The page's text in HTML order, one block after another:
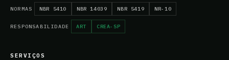
NORMAS NBR 5410 NBR 14039 NBR 5419 NR-10
RESPONSABILIDADE ART CREA-SP
SERVIÇOS